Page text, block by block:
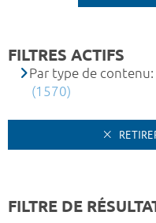
FILTRES ACTIFS
Par type de
(1570)
FILTRE DE